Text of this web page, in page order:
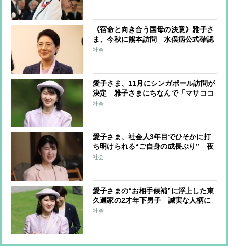
《宿命と向き合う国母の決意》雅子さ
ま、今秋に熊本訪問 水俣病公式確認
から70年を迎え、現地では水俣へのご
社会
愛子さま、11月にシンガポール訪問が
決定 雅子さまにちなんで「マサココ
ウタイシヒデンカ」と命名された真っ
社会
愛子さま、社会人3年目でひそかに打
ち明けられる“ご自身の成長ぶり” 夜
型生活を改め「朝、余裕をもって起き
社会
愛子さまの“お相手候補”に浮上した東
久邇家の2才年下男子 誠実な人柄に
接した美智子さまは「愛子の結婚相手
社会